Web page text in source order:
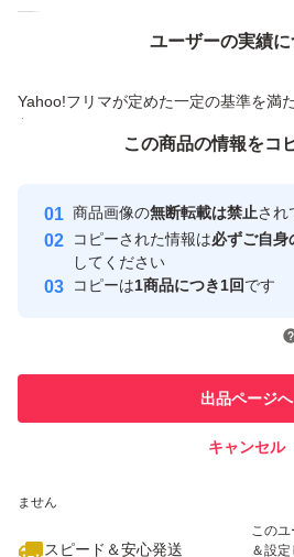
ユーザーの実績に
Yahoo!フリマが定めた一定の基準を満
付与しています
安心取引出品者
心・安
取引実績
引を
での取
ません
スピード＆安心発送
この
＆設
価格の相談
この商品の情報をコ
商品画像の無断転載は禁止され
コピーされた情報は必ずご自身
してください
コピーは1商品につき1回です
出品ページへ
キャンセル
この商品をみている人にオススメ